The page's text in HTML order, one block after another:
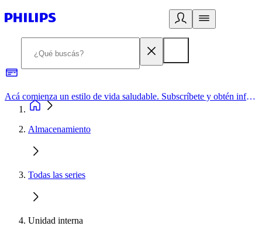
Acá comienza un estilo de vida saludable. Subscríbete y obtén información de primera mano
Almacenamiento
Todas las series
Unidad interna